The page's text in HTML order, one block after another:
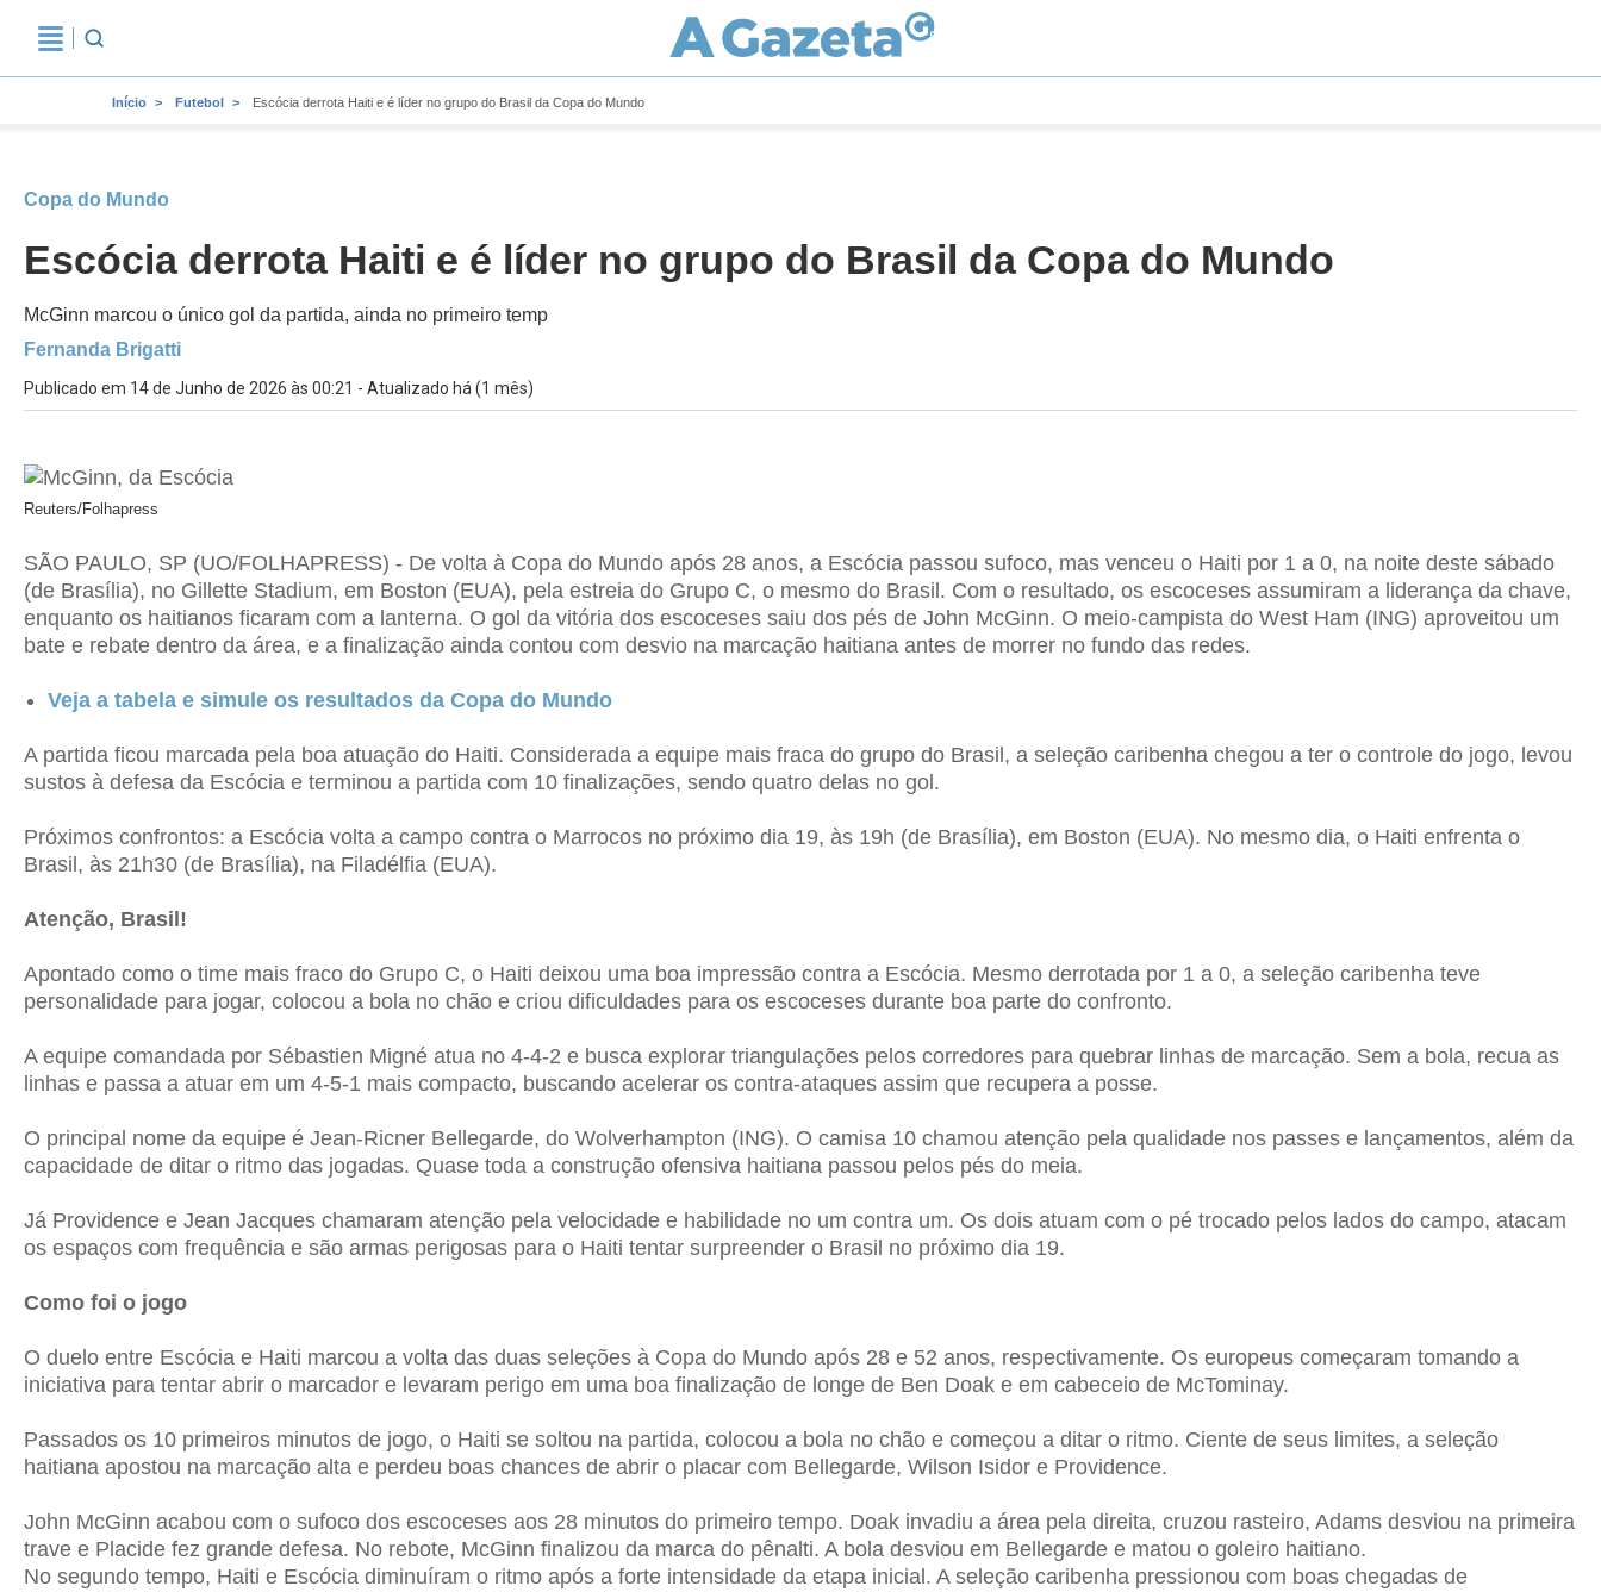
Início Futebol Escócia derrota Haiti e é líder no grupo do Brasil da Copa do Mundo
Copa do Mundo
Escócia derrota Haiti e é líder no grupo do Brasil da Copa do Mundo
McGinn marcou o único gol da partida, ainda no primeiro temp
Fernanda Brigatti
Publicado em 14 de Junho de 2026 às 00:21 - Atualizado há (1 mês)
Reuters/Folhapress
SÃO PAULO, SP (UO/FOLHAPRESS) - De volta à Copa do Mundo após 28 anos, a Escócia passou sufoco, mas venceu o Haiti por 1 a 0, na noite deste sábado
(de Brasília), no Gillette Stadium, em Boston (EUA), pela estreia do Grupo C, o mesmo do Brasil. Com o resultado, os escoceses assumiram a liderança da chave,
enquanto os haitianos ficaram com a lanterna. O gol da vitória dos escoceses saiu dos pés de John McGinn. O meio-campista do West Ham (ING) aproveitou um
bate e rebate dentro da área, e a finalização ainda contou com desvio na marcação haitiana antes de morrer no fundo das redes.
Veja a tabela e simule os resultados da Copa do Mundo
A partida ficou marcada pela boa atuação do Haiti. Considerada a equipe mais fraca do grupo do Brasil, a seleção caribenha chegou a ter o controle do jogo, levou
sustos à defesa da Escócia e terminou a partida com 10 finalizações, sendo quatro delas no gol.
Próximos confrontos: a Escócia volta a campo contra o Marrocos no próximo dia 19, às 19h (de Brasília), em Boston (EUA). No mesmo dia, o Haiti enfrenta o
Brasil, às 21h30 (de Brasília), na Filadélfia (EUA).
Atenção, Brasil!
Apontado como o time mais fraco do Grupo C, o Haiti deixou uma boa impressão contra a Escócia. Mesmo derrotada por 1 a 0, a seleção caribenha teve
personalidade para jogar, colocou a bola no chão e criou dificuldades para os escoceses durante boa parte do confronto.
A equipe comandada por Sébastien Migné atua no 4-4-2 e busca explorar triangulações pelos corredores para quebrar linhas de marcação. Sem a bola, recua as
linhas e passa a atuar em um 4-5-1 mais compacto, buscando acelerar os contra-ataques assim que recupera a posse.
O principal nome da equipe é Jean-Ricner Bellegarde, do Wolverhampton (ING). O camisa 10 chamou atenção pela qualidade nos passes e lançamentos, além da
capacidade de ditar o ritmo das jogadas. Quase toda a construção ofensiva haitiana passou pelos pés do meia.
Já Providence e Jean Jacques chamaram atenção pela velocidade e habilidade no um contra um. Os dois atuam com o pé trocado pelos lados do campo, atacam
os espaços com frequência e são armas perigosas para o Haiti tentar surpreender o Brasil no próximo dia 19.
Como foi o jogo
O duelo entre Escócia e Haiti marcou a volta das duas seleções à Copa do Mundo após 28 e 52 anos, respectivamente. Os europeus começaram tomando a
iniciativa para tentar abrir o marcador e levaram perigo em uma boa finalização de longe de Ben Doak e em cabeceio de McTominay.
Passados os 10 primeiros minutos de jogo, o Haiti se soltou na partida, colocou a bola no chão e começou a ditar o ritmo. Ciente de seus limites, a seleção
haitiana apostou na marcação alta e perdeu boas chances de abrir o placar com Bellegarde, Wilson Isidor e Providence.
John McGinn acabou com o sufoco dos escoceses aos 28 minutos do primeiro tempo. Doak invadiu a área pela direita, cruzou rasteiro, Adams desviou na primeira
trave e Placide fez grande defesa. No rebote, McGinn finalizou da marca do pênalti. A bola desviou em Bellegarde e matou o goleiro haitiano.
No segundo tempo, Haiti e Escócia diminuíram o ritmo após a forte intensidade da etapa inicial. A seleção caribenha pressionou com boas chegadas de